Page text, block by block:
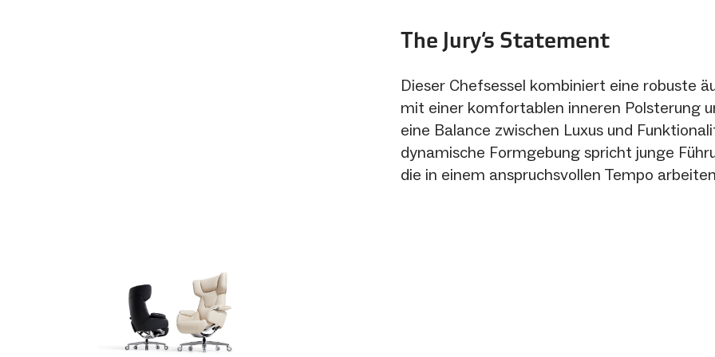
The Jury‘s Statement
Dieser Chefsessel kombiniert eine robuste
mit einer komfortablen inneren Polsterung
eine Balance zwischen Luxus und
dynamische Formgebung spricht junge
die in einem anspruchsvollen Tempo